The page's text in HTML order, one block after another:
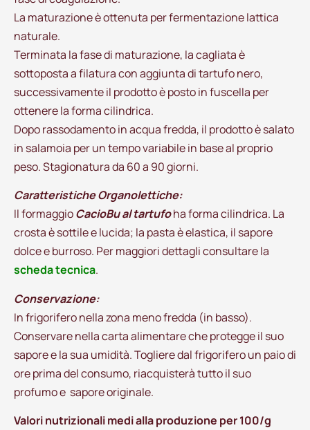
La maturazione è ottenuta per fermentazione lattica
naturale.
Terminata la fase di maturazione, la cagliata è
sottoposta a filatura con aggiunta di tartufo nero,
successivamente il prodotto è posto in fuscella per
ottenere la forma cilindrica.
Dopo rassodamento in acqua fredda, il prodotto è salato
in salamoia per un tempo variabile in base al proprio
peso. Stagionatura da 60 a 90 giorni.
Caratteristiche Organolettiche:
Il formaggioCacioBu al tartufoha forma cilindrica. La
crosta è sottile e lucida; la pasta è elastica, il sapore
dolce e burroso. Per maggiori dettagli consultare la
scheda tecnica.
Conservazione:
In frigorifero nella zona meno fredda (in basso).
Conservare nella carta alimentare che protegge il suo
sapore e la sua umidità. Togliere dal frigorifero un paio di
ore prima del consumo, riacquisterà tutto il suo
profumo e sapore originale.
Valori nutrizionali medi alla produzione per 100/g